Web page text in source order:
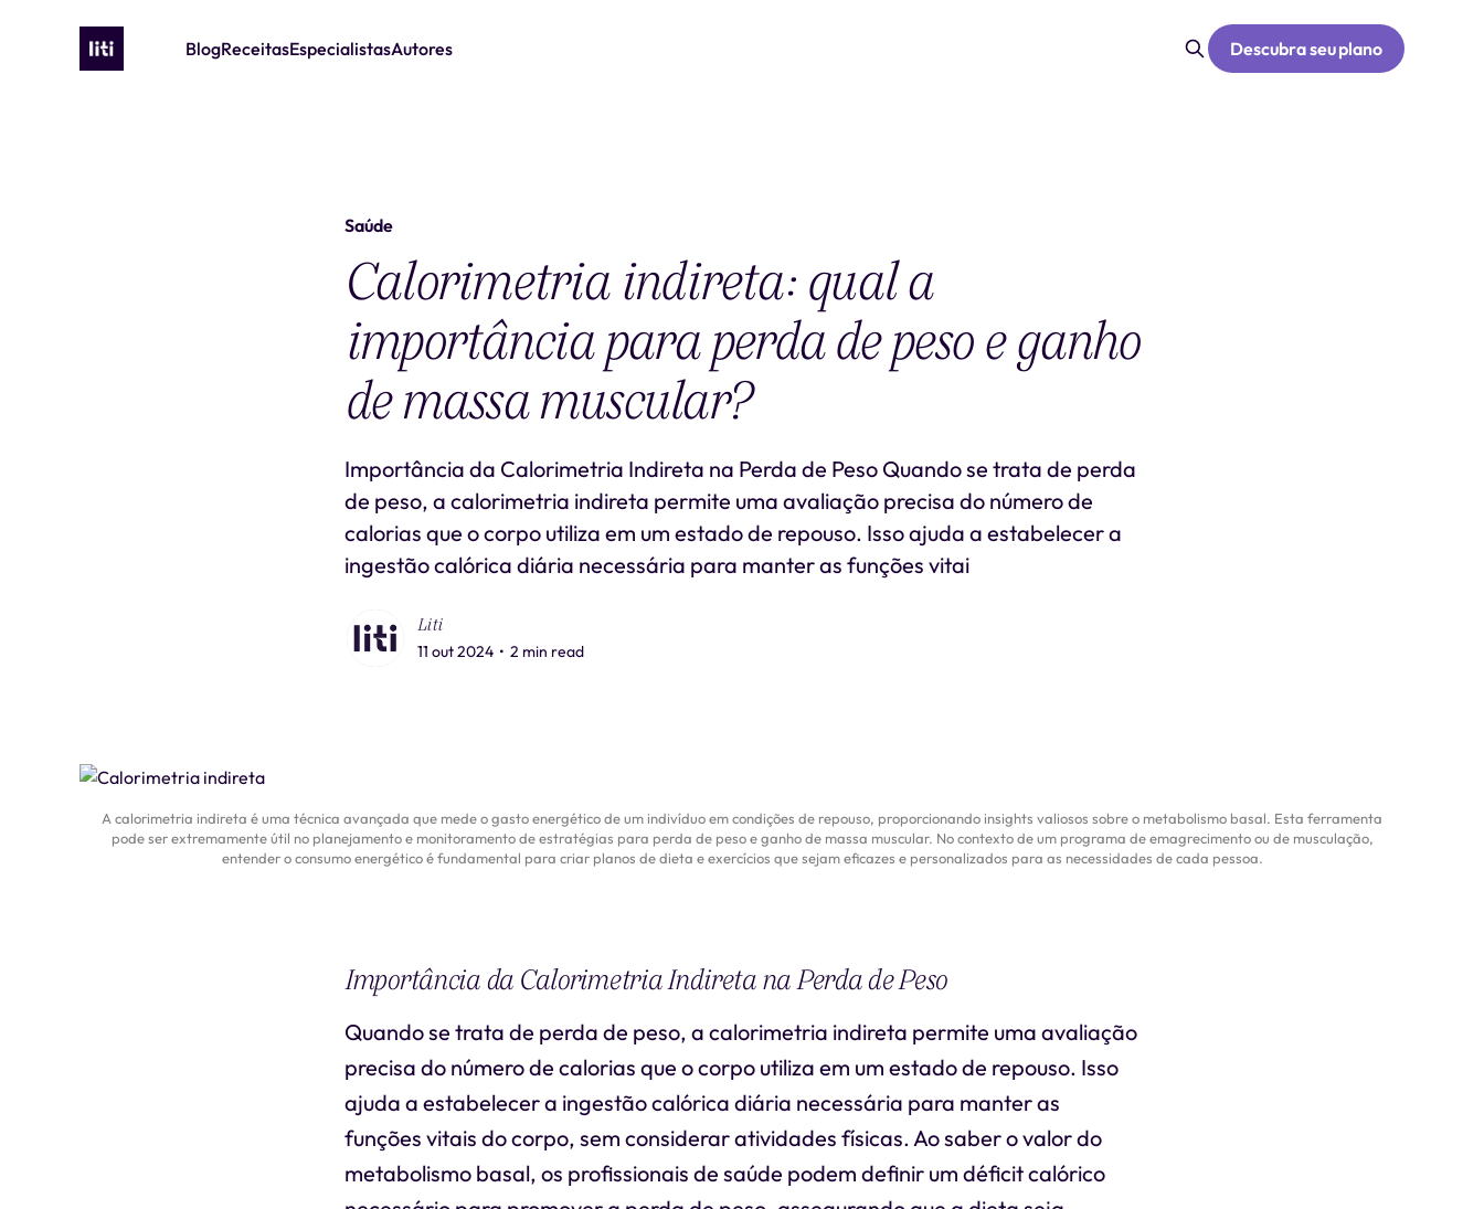
BlogReceitasEspecialistasAutores Descubra seu plano
Saúde
Calorimetria indireta: qual a
importância para perda de peso e ganho
de massa muscular?
Importância da Calorimetria Indireta na Perda de Peso Quando se trata de perda
de peso, a calorimetria indireta permite uma avaliação precisa do número de
calorias que o corpo utiliza em um estado de repouso. Isso ajuda a estabelecer a
ingestão calórica diária necessária para manter as funções vitai
Liti
11 out 2024 • 2 min read
A calorimetria indireta é uma técnica avançada que mede o gasto energético de um indivíduo em condições de repouso, proporcionando insights valiosos sobre o metabolismo basal. Esta ferramenta
pode ser extremamente útil no planejamento e monitoramento de estratégias para perda de peso e ganho de massa muscular. No contexto de um programa de emagrecimento ou de musculação,
entender o consumo energético é fundamental para criar planos de dieta e exercícios que sejam eficazes e personalizados para as necessidades de cada pessoa.
Importância da Calorimetria Indireta na Perda de Peso
Quando se trata de perda de peso, a calorimetria indireta permite uma avaliação
precisa do número de calorias que o corpo utiliza em um estado de repouso. Isso
ajuda a estabelecer a ingestão calórica diária necessária para manter as
funções vitais do corpo, sem considerar atividades físicas. Ao saber o valor do
metabolismo basal, os profissionais de saúde podem definir um déficit calórico